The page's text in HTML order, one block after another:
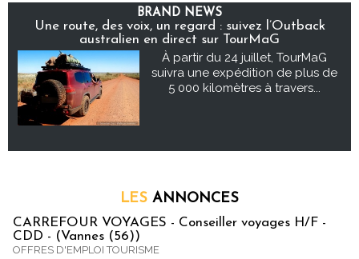
BRAND NEWS
Une route, des voix, un regard : suivez l’Outback
australien en direct sur TourMaG
À partir du 24 juillet, TourMaG
suivra une expédition de plus de
5 000 kilomètres à travers...
LES ANNONCES
CARREFOUR VOYAGES - Conseiller voyages H/F -
CDD - (Vannes (56))
OFFRES D'EMPLOI TOURISME